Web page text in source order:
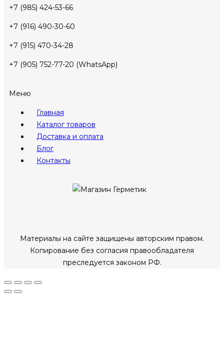
+7 (985) 424-53-66
+7 (916) 490-30-60
+7 (915) 470-34-28
+7 (905) 752-77-20 (WhatsApp)
Меню
Главная
Каталог товаров
Доставка и оплата
Блог
Контакты
Материалы на сайте защищены авторским правом.
Копирование без согласия правообладателя
преследуется законом РФ.